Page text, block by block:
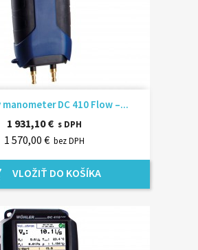
DC 410 Flow –...
1 931,10 € s DPH
1 570,00 € bez DPH
VLOŽIŤ DO KOŠÍKA